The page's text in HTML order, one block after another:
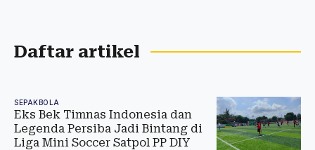
Daftar artikel
SEPAKBOLA
Eks Bek Timnas Indonesia dan
Legenda Persiba Jadi Bintang di
Liga Mini Soccer Satpol PP DIY